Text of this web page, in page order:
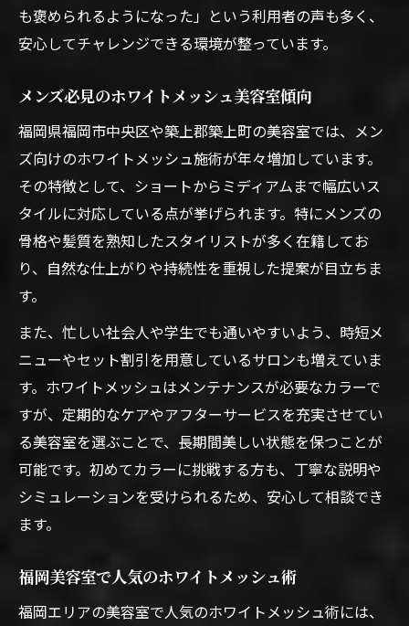
も褒められるようになった」という利用者の声も多く、
安心してチャレンジできる環境が整っています。
メンズ必見のホワイトメッシュ美容室傾向
福岡県福岡市中央区や築上郡築上町の美容室では、メン
ズ向けのホワイトメッシュ施術が年々増加しています。
その特徴として、ショートからミディアムまで幅広いス
タイルに対応している点が挙げられます。特にメンズの
骨格や髪質を熟知したスタイリストが多く在籍してお
り、自然な仕上がりや持続性を重視した提案が目立ちま
す。
また、忙しい社会人や学生でも通いやすいよう、時短メ
ニューやセット割引を用意しているサロンも増えていま
す。ホワイトメッシュはメンテナンスが必要なカラーで
すが、定期的なケアやアフターサービスを充実させてい
る美容室を選ぶことで、長期間美しい状態を保つことが
可能です。初めてカラーに挑戦する方も、丁寧な説明や
シミュレーションを受けられるため、安心して相談でき
ます。
福岡美容室で人気のホワイトメッシュ術
福岡エリアの美容室で人気のホワイトメッシュ術には、